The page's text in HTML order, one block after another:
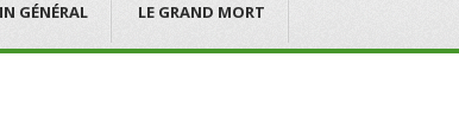
GÉNÉRAL LE GRAND MORT